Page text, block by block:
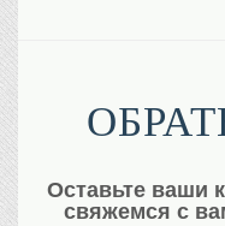
Оставьте ваши
свяжемся с